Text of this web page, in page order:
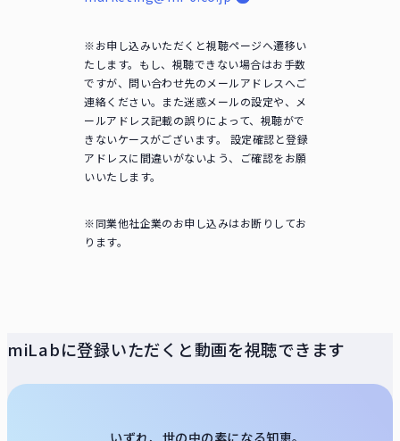
※お申し込みいただくと視聴ページへ遷移い
たします。もし、視聴できない場合はお手数
ですが、問い合わせ先のメールアドレスへご
連絡ください。また迷惑メールの設定や、メ
ールアドレス記載の誤りによって、視聴がで
きないケースがございます。 設定確認と登録
アドレスに間違いがないよう、ご確認をお願
いいたします。
※同業他社企業のお申し込みはお断りしてお
ります。
miLabに登録いただくと動画を視聴できます
いずれ、世の中の素になる知恵。